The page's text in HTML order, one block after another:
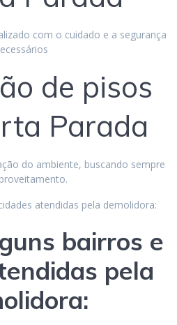
com o cuidado e a segurança
de pisos
Parada
do ambiente, buscando sempre
atendidas pela demolidora:
bairros e
pela